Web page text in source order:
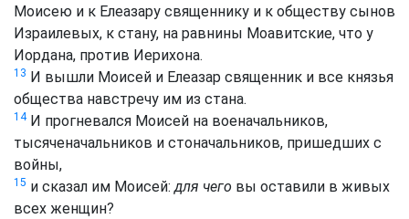
Моисею и к Елеазару священнику и к обществу сынов
Израилевых, к стану, на равнины Моавитские, что у
Иордана, против Иерихона.
13 И вышли Моисей и Елеазар священник и все князья
общества навстречу им из стана.
14И прогневался Моисей на военачальников,
тысяченачальников и стоначальников, пришедших с
войны,
15 и сказал им Моисей:для чего вы оставили в живых
всех женщин?